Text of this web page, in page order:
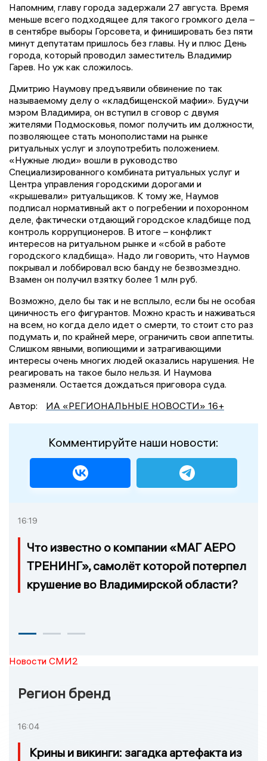
Напомним, главу города задержали 27 августа. Время
меньше всего подходящее для такого громкого дела –
в сентябре выборы Горсовета, и финишировать без пяти
минут депутатам пришлось без главы. Ну и плюс День
города, который проводил заместитель Владимир
Гарев. Но уж как сложилось.
Дмитрию Наумову предъявили обвинение по так
называемому делу о «кладбищенской мафии». Будучи
мэром Владимира, он вступил в сговор с двумя
жителями Подмосковья, помог получить им должности,
позволяющее стать монополистами на рынке
ритуальных услуг и злоупотребить положением.
«Нужные люди» вошли в руководство
Специализированного комбината ритуальных услуг и
Центра управления городскими дорогами и
«крышевали» ритуальщиков. К тому же, Наумов
подписал нормативный акт о погребении и похоронном
деле, фактически отдающий городское кладбище под
контроль коррупционеров. В итоге – конфликт
интересов на ритуальном рынке и «сбой в работе
городского кладбища». Надо ли говорить, что Наумов
покрывал и лоббировал всю банду не безвозмездно.
Взамен он получил взятку более 1 млн руб.
Возможно, дело бы так и не всплыло, если бы не особая
циничность его фигурантов. Можно красть и наживаться
на всем, но когда дело идет о смерти, то стоит сто раз
подумать и, по крайней мере, ограничить свои аппетиты.
Слишком явными, вопиющими и затрагивающими
интересы очень многих людей оказались нарушения. Не
реагировать на такое было нельзя. И Наумова
разменяли. Остается дождаться приговора суда.
Автор:
ИА «РЕГИОНАЛЬНЫЕ НОВОСТИ» 16+
Комментируйте наши новости:
16:19
Что известно о компании «МАГ АЕРО
ТРЕНИНГ», самолёт которой потерпел
крушение во Владимирской области?
Новости СМИ2
Регион бренд
16:04
Крины и викинги: загадка артефакта из